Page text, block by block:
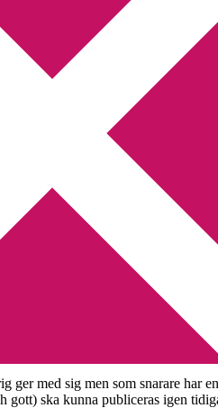
av era
mängd
av
ger med sig men som snarare har
gott) ska kunna publiceras igen